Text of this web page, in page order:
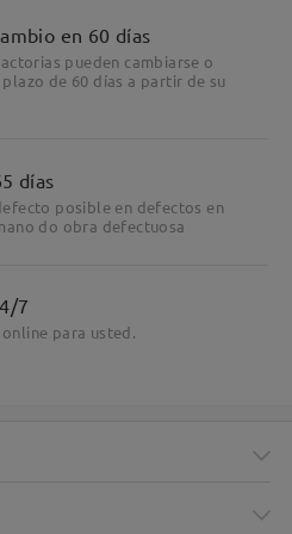
en 60 días
pueden cambiarse o
de 60 días a partir de su
días
posible en defectos en
do obra defectuosa
7
para usted.